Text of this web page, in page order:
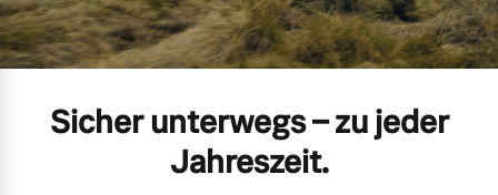
Mild-Hybrid
Volvo Gebrauchtwagenbörse
Aktuelle Zubehörangebote
Kontakt und Anfahrt
Sicher unterwegs – zu jeder
Jahreszeit.